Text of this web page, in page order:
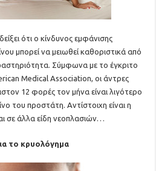
ότι ο κίνδυνος εμφάνισης
μπορεί να μειωθεί καθοριστικά από
Σύμφωνα με το έγκριτο
Medical Association, οι άντρες
12 φορές τον μήνα είναι λιγότερο
του προστάτη. Αντίστοιχη είναι η
σε άλλα είδη νεοπλασιών…
το κρυολόγημα